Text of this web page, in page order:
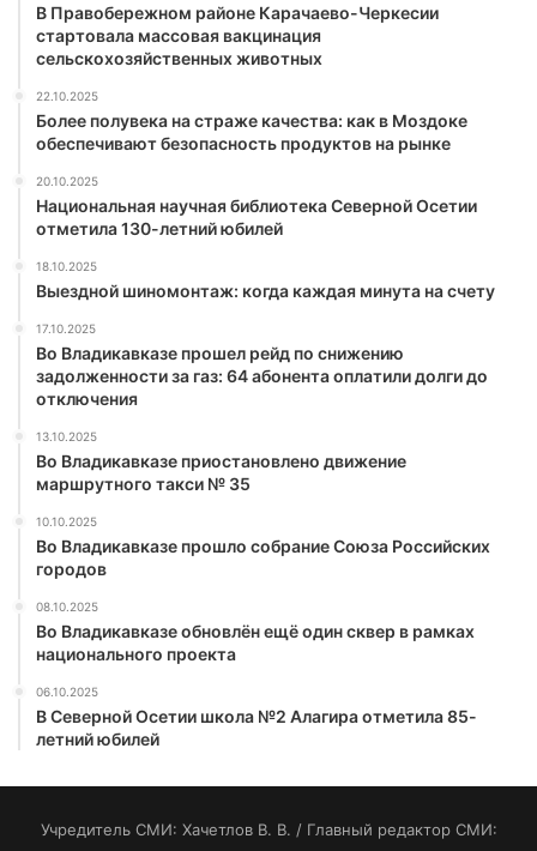
В Правобережном районе Карачаево-Черкесии
стартовала массовая вакцинация
сельскохозяйственных животных
22.10.2025
Более полувека на страже качества: как в Моздоке
обеспечивают безопасность продуктов на рынке
20.10.2025
Национальная научная библиотека Северной Осетии
отметила 130-летний юбилей
18.10.2025
Выездной шиномонтаж: когда каждая минута на счету
17.10.2025
Во Владикавказе прошел рейд по снижению
задолженности за газ: 64 абонента оплатили долги до
отключения
13.10.2025
Во Владикавказе приостановлено движение
маршрутного такси № 35
10.10.2025
Во Владикавказе прошло собрание Союза Российских
городов
08.10.2025
Во Владикавказе обновлён ещё один сквер в рамках
национального проекта
06.10.2025
В Северной Осетии школа №2 Алагира отметила 85-
летний юбилей
Учредитель СМИ: Хaчeтлoв B. B. / Главный редактор СМИ: